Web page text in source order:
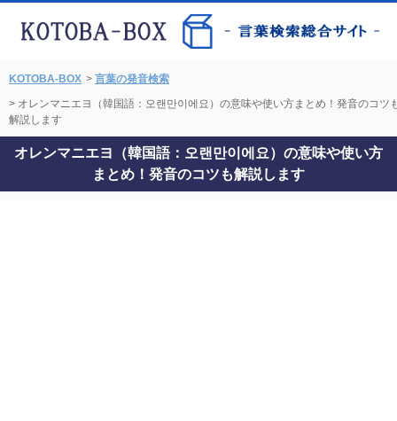
KOTOBA-BOX > 言葉の発音検索
> オレンマニエヨ（韓国語：오랜만이에요）の意味や使い方まとめ！発音のコツ
解説します
オレンマニエヨ（韓国語：오랜만이에요）の意味や使い方
まとめ！発音のコツも解説します